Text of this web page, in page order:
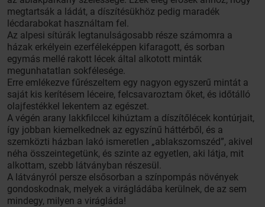
megtartsák a ládát, a díszítésükhöz pedig maradék
lécdarabokat használtam fel.
Az alpesi sítúrák legtanulságosabb része számomra a
házak erkélyein ezerféleképpen kifaragott, és sorban
egymás mellé rakott lécek által alkotott minták
megunhatatlan sokfélesége.
Erre emlékezve fűrészeltem egy nagyon egyszerű mintát a
saját kis kerítésem léceire, felcsavaroztam őket, és időtálló
olajfestékkel lekentem az egészet.
A végén arany lakkfilccel kihúztam a díszítőlécek kontúrjait,
így jobban kiemelkednek az egyszínű háttérből, és a
szemközti házban lakó ismeretlen „ablakszomszéd”, akivel
néha összeintegetünk, és szinte az egyetlen, aki látja, mit
alkottam, szebb látványban részesül.
A látványról persze elsősorban a színpompás növények
gondoskodnak, melyek a virágládába kerülnek, de az sem
mindegy, milyen a virágláda!